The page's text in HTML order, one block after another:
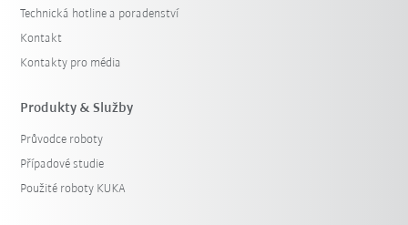
Technická hotline a poradenství
Kontakt
Kontakty pro média
Produkty & Služby
Průvodce roboty
Případové studie
Použité roboty KUKA